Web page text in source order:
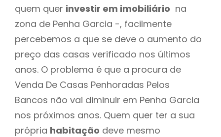
quem quer investir em imobiliário na
zona de Penha Garcia -, facilmente
percebemos a que se deve o aumento do
preço das casas verificado nos últimos
anos. O problema é que a procura de
Venda De Casas Penhoradas Pelos
Bancos não vai diminuir em Penha Garcia
nos próximos anos. Quem quer ter a sua
própria habitação deve mesmo